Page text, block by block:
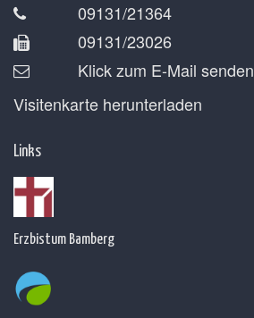
09131/21364
09131/23026
Klick zum E-Mail senden
Visitenkarte herunterladen
Links
Erzbistum Bamberg